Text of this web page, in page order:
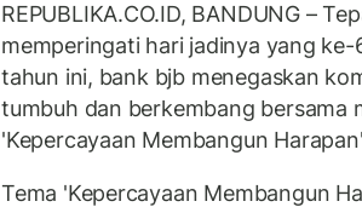
REPUBLIKA.CO.ID, BANDUNG –
memperingati hari jadinya yang
tahun ini, bank bjb menegaskan
tumbuh dan berkembang bersama
'Kepercayaan Membangun
Tema 'Kepercayaan Membangun